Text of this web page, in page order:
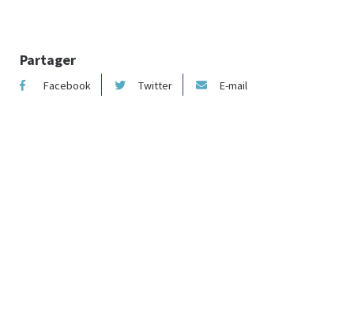
Partager
Facebook Twitter E-mail